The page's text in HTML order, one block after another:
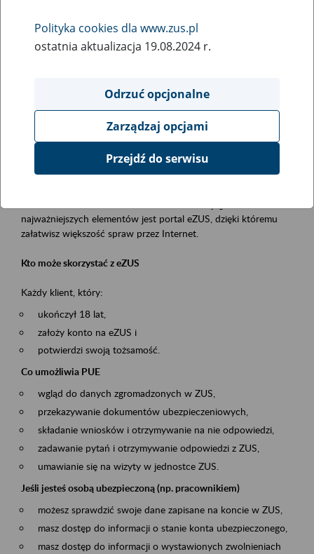
Rodzaj wydarzenia
Szkolenia
obsługa klientów
Event description
Platforma Usług Elektronicznych ZUS eZUS
najważniejszych elementów jest portal eZUS, dzięki któremu
załatwisz większość spraw przez Internet.
Kto może skorzystać z eZUS
Każdy klient, który:
ukończył 18 lat,
założy konto na eZUS i
potwierdzi swoją tożsamość.
Co umożliwia PUE
wgląd do danych zgromadzonych w ZUS,
przekazywanie dokumentów ubezpieczeniowych,
składanie wniosków i otrzymywanie na nie odpowiedzi,
zadawanie pytań i otrzymywanie odpowiedzi z ZUS,
umawianie się na wizyty w jednostce ZUS.
Jeśli jesteś osobą ubezpieczoną (np. pracownikiem)
możesz sprawdzić swoje dane zapisane na koncie w ZUS,
masz dostęp do informacji o stanie konta ubezpieczonego,
masz dostęp do informacji o wystawionych zwolnieniach
Polityka cookies dla www.zus.pl
ostatnia aktualizacja 19.08.2024 r.
Odrzuć opcjonalne
Zarządzaj opcjami
Przejdź do serwisu